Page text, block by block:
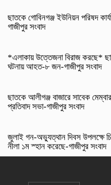
ছাতকে গোবিনগঞ্জ ইউনিয়ন পরিষদ
গাজীপুর সংবাদ
*এলাকায় উত্তেজনা বিরাজ করছে*
ঘটনায় আহত-৮ জন-গাজীপুর সংবাদ
ছাতকে আলীগঞ্জ বাজারে সাবেক
প্রতিবাদ সভা-গাজীপুর সংবাদ
জুলাই গন-অভ্যুত্থান দিবস উপলক্ষে
নীলা ১ম স্হান করেছে-গাজীপুর সংবাদ